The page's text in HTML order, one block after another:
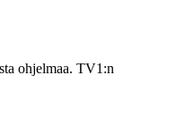
ohjelmaa. TV1:n